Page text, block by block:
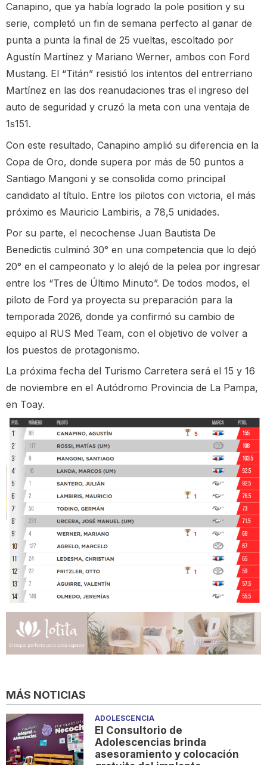
Canapino, que ya había logrado la pole position y su
serie, completó un fin de semana perfecto al ganar de
punta a punta la final de 25 vueltas, escoltado por
Agustín Martínez y Mariano Werner, ambos con Ford
Mustang. El “Titán” resistió los intentos del entrerriano
Martínez en las dos reanudaciones tras el ingreso del
auto de seguridad y cruzó la meta con una ventaja de
1s151.
Con este resultado, Canapino amplió su diferencia en la
Copa de Oro, donde supera por más de 50 puntos a
Santiago Mangoni y se consolida como principal
candidato al título. Entre los pilotos con victoria, el más
próximo es Mauricio Lambiris, a 78,5 unidades.
Por su parte, el necochense Juan Bautista De
Benedictis culminó 30° en una competencia que lo dejó
20° en el campeonato y lo alejó de la pelea por ingresar
entre los “Tres de Último Minuto”. De todos modos, el
piloto de Ford ya proyecta su preparación para la
temporada 2026, donde ya confirmó su cambio de
equipo al RUS Med Team, con el objetivo de volver a
los puestos de protagonismo.
La próxima fecha del Turismo Carretera será el 15 y 16
de noviembre en el Autódromo Provincia de La Pampa,
en Toay.
MÁS NOTICIAS
ADOLESCENCIA
El Consultorio de
Adolescencias brinda
asesoramiento y colocación